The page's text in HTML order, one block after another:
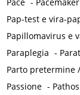
Pace - Pacemaker
Pap-test e vira-
Papillomavirus e
Paraplegia -
Parto pretermine
Passione - Pathos